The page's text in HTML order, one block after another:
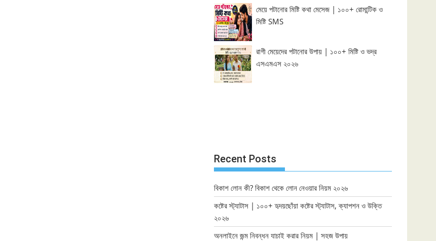
মেয়ে পটানোর মিষ্টি কথা মেসেজ | ১০০+ রোমান্টিক ও
মিষ্টি SMS
রাগী মেয়েদের পটানোর উপায় | ১০০+ মিষ্টি ও ভদ্র
এসএমএস ২০২৬
Recent Posts
বিকাশ লোন কী? বিকাশ থেকে লোন নেওয়ার নিয়ম ২০২৬
কষ্টের স্ট্যাটাস | ১০০+ হৃদয়ছোঁয়া কষ্টের স্ট্যাটাস, ক্যাপশন ও উক্তি
২০২৬
অনলাইনে জন্ম নিবন্ধন যাচাই করার নিয়ম | সহজ উপায়